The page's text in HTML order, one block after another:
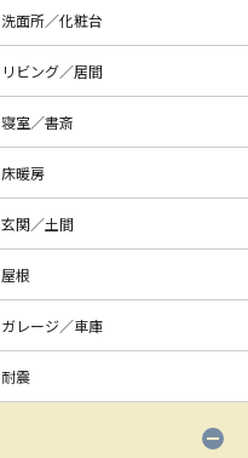
洗面所／化粧台
リビング／居間
寝室／書斎
床暖房
玄関／土間
屋根
ガレージ／車庫
耐震